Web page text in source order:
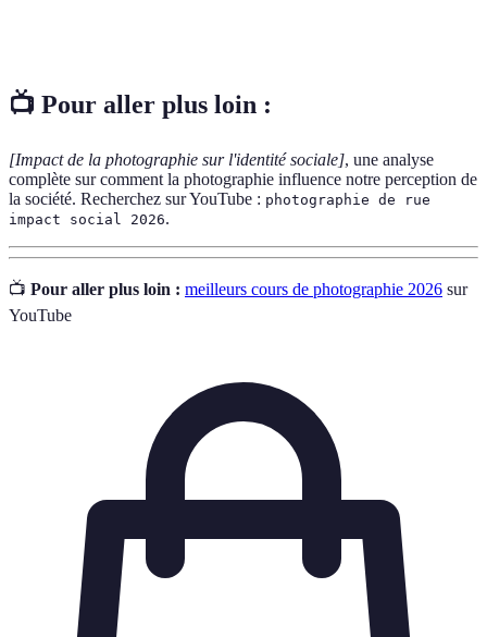
📺 Pour aller plus loin :
[Impact de la photographie sur l'identité sociale], une analyse
complète sur comment la photographie influence notre perception de
la société. Recherchez sur YouTube : photographie de rue
impact social 2026.
📺 Pour aller plus loin : meilleurs cours de photographie 2026 sur
YouTube